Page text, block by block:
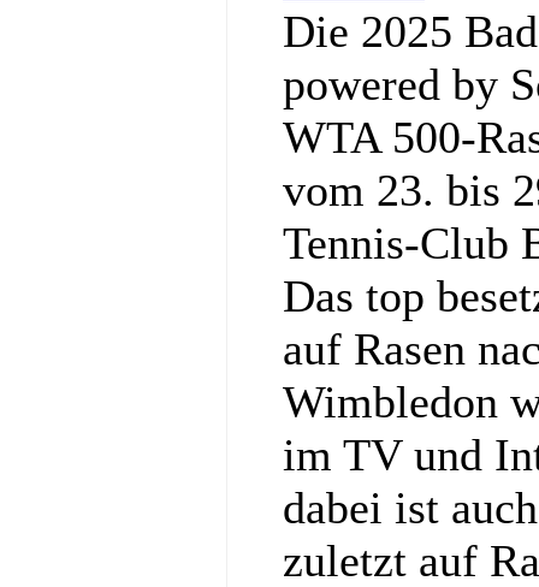
Die 2025
powered by
WTA 500-
vom 23. bis
Tennis‑Club
Das top
auf Rasen
Wimbledon
im TV und
dabei ist
zuletzt auf